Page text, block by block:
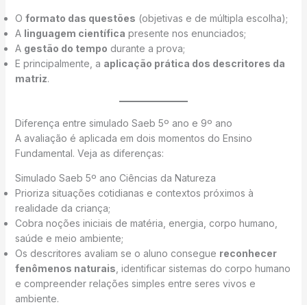
O formato das questões (objetivas e de múltipla escolha);
A linguagem científica presente nos enunciados;
A gestão do tempo durante a prova;
E principalmente, a aplicação prática dos descritores da
matriz.
Diferença entre simulado Saeb 5º ano e 9º ano
A avaliação é aplicada em dois momentos do Ensino
Fundamental. Veja as diferenças:
Simulado Saeb 5º ano Ciências da Natureza
Prioriza situações cotidianas e contextos próximos à
realidade da criança;
Cobra noções iniciais de matéria, energia, corpo humano,
saúde e meio ambiente;
Os descritores avaliam se o aluno consegue reconhecer
fenômenos naturais , identificar sistemas do corpo humano
e compreender relações simples entre seres vivos e
ambiente.